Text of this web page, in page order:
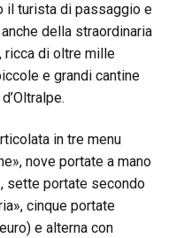
il turista di passaggio e
della straordinaria
ricca di oltre mille
e grandi cantine
in tre menu
nove portate a mano
sette portate secondo
cinque portate
e alterna con